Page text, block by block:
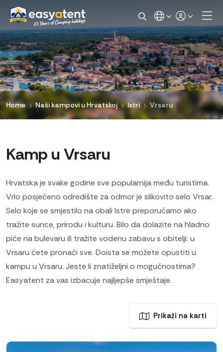
Home Naši kampovi u Hrvatskoj Istri Vrsaru
Kamp u Vrsaru
Hrvatska je svake godine sve popularnija među turistima.
Vrlo posjećeno odredište za odmor je slikovito selo Vrsar.
Selo koje se smjestilo na obali Istre preporučamo ako
tražite sunce, prirodu i kulturu. Bilo da dolazite na hladno
piće na bulevaru ili tražite vodenu zabavu s obitelji: u
Vrsaru ćete pronaći sve. Doista se možete opustiti u
kampu u Vrsaru. Jeste li znatiželjni o mogućnostima?
Easyatent za vas izbacuje najljepše smještaje.
Prikaži na karti